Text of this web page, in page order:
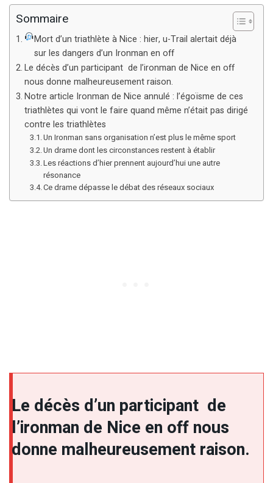
Sommaire
Mort d’un triathlète à Nice : hier, u-Trail alertait déjà
sur les dangers d’un Ironman en off
Le décès d’un participant de l’ironman de Nice en off
nous donne malheureusement raison.
Notre article Ironman de Nice annulé : l’égoïsme de ces
triathlètes qui vont le faire quand même n’était pas dirigé
contre les triathlètes
Un Ironman sans organisation n’est plus le même sport
Un drame dont les circonstances restent à établir
Les réactions d’hier prennent aujourd’hui une autre
résonance
Ce drame dépasse le débat des réseaux sociaux
Le décès d’un participant de
l’ironman de Nice en off nous
donne malheureusement raison.